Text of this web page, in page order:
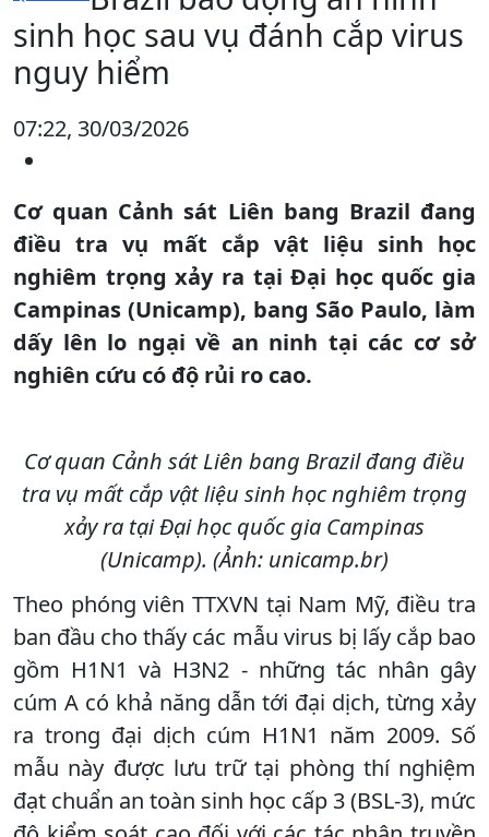
sinh học sau vụ đánh cắp virus
nguy hiểm
07:22, 30/03/2026
Cơ quan Cảnh sát Liên bang Brazil đang
điều tra vụ mất cắp vật liệu sinh học
nghiêm trọng xảy ra tại Đại học quốc gia
Campinas (Unicamp), bang São Paulo, làm
dấy lên lo ngại về an ninh tại các cơ sở
nghiên cứu có độ rủi ro cao.
Cơ quan Cảnh sát Liên bang Brazil đang điều
tra vụ mất cắp vật liệu sinh học nghiêm trọng
xảy ra tại Đại học quốc gia Campinas
(Unicamp). (Ảnh: unicamp.br)
Theo phóng viên TTXVN tại Nam Mỹ, điều tra
ban đầu cho thấy các mẫu virus bị lấy cắp bao
gồm H1N1 và H3N2 - những tác nhân gây
cúm A có khả năng dẫn tới đại dịch, từng xảy
ra trong đại dịch cúm H1N1 năm 2009. Số
mẫu này được lưu trữ tại phòng thí nghiệm
đạt chuẩn an toàn sinh học cấp 3 (BSL-3), mức